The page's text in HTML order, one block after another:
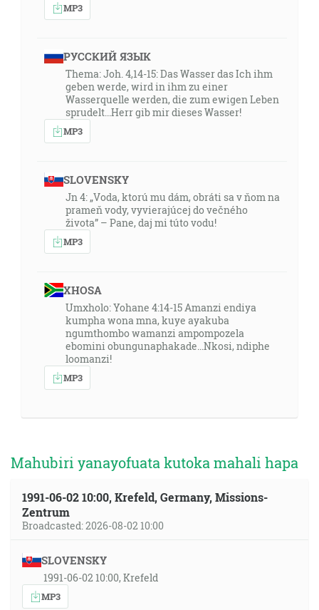
MP3
РУССКИЙ ЯЗЫК
Thema: Joh. 4,14-15: Das Wasser das Ich ihm
geben werde, wird in ihm zu einer
Wasserquelle werden, die zum ewigen Leben
sprudelt...Herr gib mir dieses Wasser!
MP3
SLOVENSKY
Jn 4: „Voda, ktorú mu dám, obráti sa v ňom na
prameň vody, vyvierajúcej do večného
života” – Pane, daj mi túto vodu!
MP3
XHOSA
Umxholo: Yohane 4:14-15 Amanzi endiya
kumpha wona mna, kuye ayakuba
ngumthombo wamanzi ampompozela
ebomini obungunaphakade...Nkosi, ndiphe
loomanzi!
MP3
Mahubiri yanayofuata kutoka mahali hapa
1991-06-02 10:00, Krefeld, Germany, Missions-
Zentrum
Broadcasted: 2026-08-02 10:00
SLOVENSKY
1991-06-02 10:00, Krefeld
MP3